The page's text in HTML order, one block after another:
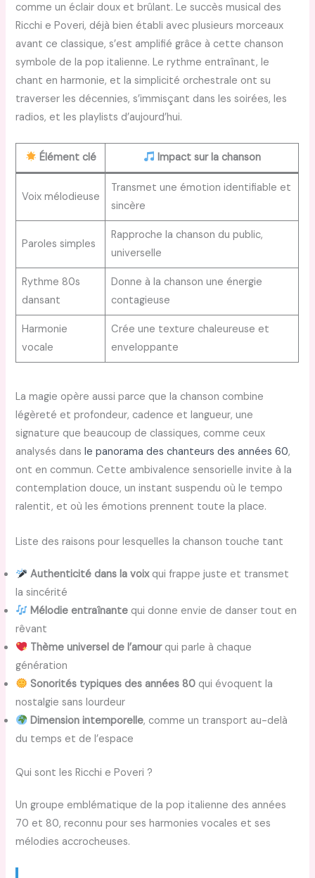
comme un éclair doux et brûlant. Le succès musical des
Ricchi e Poveri, déjà bien établi avec plusieurs morceaux
avant ce classique, s’est amplifié grâce à cette chanson
symbole de la pop italienne. Le rythme entraînant, le
chant en harmonie, et la simplicité orchestrale ont su
traverser les décennies, s’immisçant dans les soirées, les
radios, et les playlists d’aujourd’hui.
Élément clé Impact sur la chanson
Voix mélodieuse
Transmet une émotion identifiable et
sincère
Paroles simples
Rapproche la chanson du public,
universelle
Rythme 80s
dansant
Donne à la chanson une énergie
contagieuse
Harmonie
vocale
Crée une texture chaleureuse et
enveloppante
La magie opère aussi parce que la chanson combine
légèreté et profondeur, cadence et langueur, une
signature que beaucoup de classiques, comme ceux
analysés dansle panorama des chanteurs des années 60,
ont en commun. Cette ambivalence sensorielle invite à la
contemplation douce, un instant suspendu où le tempo
ralentit, et où les émotions prennent toute la place.
Liste des raisons pour lesquelles la chanson touche tant
Authenticité dans la voixqui frappe juste et transmet
la sincérité
Mélodie entraînante qui donne envie de danser tout en
rêvant
Thème universel de l’amourqui parle à chaque
génération
Sonorités typiques des années 80 qui évoquent la
nostalgie sans lourdeur
Dimension intemporelle, comme un transport au-delà
du temps et de l’espace
Qui sont les Ricchi e Poveri ?
Un groupe emblématique de la pop italienne des années
70 et 80, reconnu pour ses harmonies vocales et ses
mélodies accrocheuses.